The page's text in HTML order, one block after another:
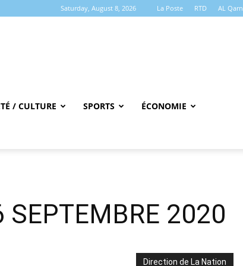
Saturday, August 8, 2026 La Poste RTD AL Qarn
/ CULTURE SPORTS ÉCONOMIE
SEPTEMBRE 2020
Direction de La Nation